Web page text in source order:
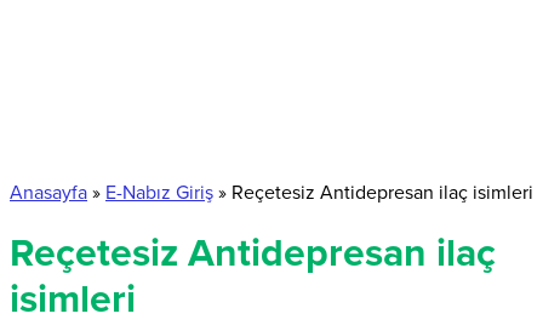
Anasayfa » E-Nabız Giriş » Reçetesiz Antidepresan ilaç isimleri
Reçetesiz Antidepresan ilaç
isimleri